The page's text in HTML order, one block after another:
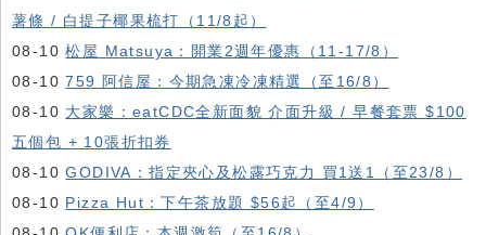
薯條 / 白提子椰果梳打（11/8起）
08-10松屋 Matsuya：開業2週年優惠（11-17/8）
08-10759 阿信屋：今期急凍冷凍精選（至16/8）
08-10 大家樂：eatCDC全新面貌 介面升級 / 早餐套票 $100
五個包 + 10張折扣券
08-10GODIVA：指定夾心及松露巧克力 買1送1（至23/8）
08-10 Pizza Hut：下午茶放題 $56起（至4/9）